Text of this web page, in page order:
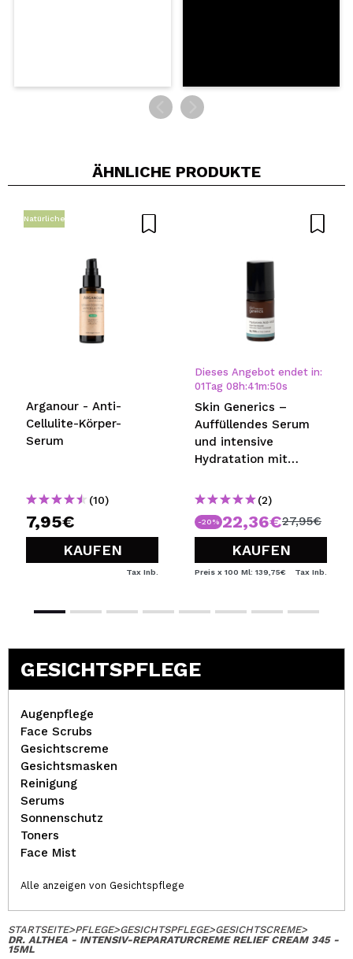
ÄHNLICHE PRODUKTE
Natürliche
Arganour - Anti-
Cellulite-Körper-
Serum
(10)
7,95€
KAUFEN
Tax Inb.
Dieses Angebot endet in:
01Tag 08h:41m:49s
Skin Generics –
Auffüllendes Serum
und intensive
Hydratation mit
Vitamin B3 (2)
-20% 22,36€27,95€
KAUFEN
Preis x 100 Ml: 139,75€ Tax Inb.
GESICHTSPFLEGE
Augenpflege
Face Scrubs
Gesichtscreme
Gesichtsmasken
Reinigung
Serums
Sonnenschutz
Toners
Face Mist
Alle anzeigen von Gesichtspflege
STARTSEITE>PFLEGE>GESICHTSPFLEGE>GESICHTSCREME>
DR. ALTHEA - INTENSIV-REPARATURCREME RELIEF CREAM 345 -
15ML